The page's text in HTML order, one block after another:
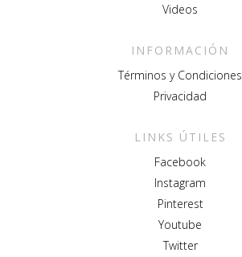
Videos
INFORMACIÓN
Términos y Condiciones
Privacidad
LINKS ÚTILES
Facebook
Instagram
Pinterest
Youtube
Twitter